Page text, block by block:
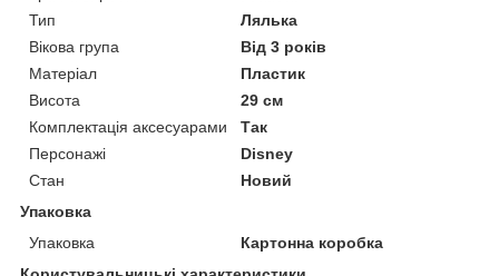
Тип
Лялька
Вікова група
Від 3 років
Матеріал
Пластик
Висота
29 см
Комплектація аксесуарами
Так
Персонажі
Disney
Стан
Новий
Упаковка
Упаковка
Картонна коробка